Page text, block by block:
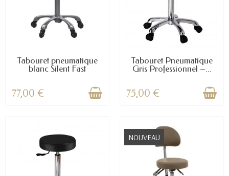
Tabouret pneumatique
blanc Silent Fast
77,00 €
Tabouret Pneumatique
Gris Professionnel –...
75,00 €
NOUVEAU